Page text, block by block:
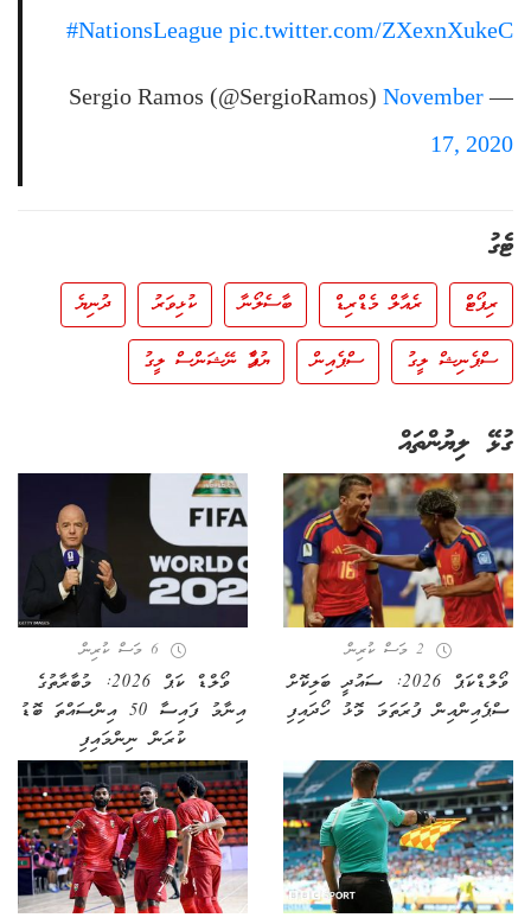
#NationsLeague pic.twitter.com/ZXexnXukeC
— Sergio Ramos (@SergioRamos)
November
17, 2020
ޓެގު
ރިޕޯޓް ރެއާލް މެޑްރިޑް ބާސެލޯނާ ކުޅިވަރު
ދުނިޔެ
ސްޕެނިޝް ލީގު
ސްޕެއިން ޔުއެފާ ނޭޝަންސް ލީގު
ގުޅޭ ލިޔުންތައް
2 މަސް ކުރިން
ވޯލްޑްކަޕް 2026: ސައުދީ ބަލިކޮށް
ސްޕެއިންއިން ފުރަތަމަ މޮޅު ހޯދައިފި
6 މަސް ކުރިން
ވޯލްޑް ކަޕް 2026: މުބާރާތުގެ
އިނާމު ފައިސާ 50 އިންސައްތަ ބޮޑު
ކުރަން ނިންމައިފި